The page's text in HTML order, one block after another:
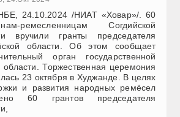
24.10.2024 /НИАТ «Ховар»/. 60
ремесленницам Согдийской
вручили гранты председателя
области. Об этом сообщает
орган государственной
области. Торжественная церемония
23 октября в Худжанде. В целях
и развития народных ремёсел
60 грантов председателя